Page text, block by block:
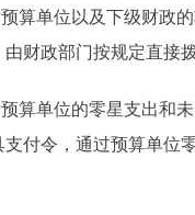
单位以及下级财政的
财政部门按规定直接
单位的零星支出和未
支付令，通过预算单位